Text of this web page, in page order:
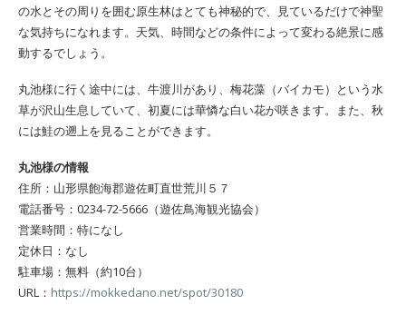
の水とその周りを囲む原生林はとても神秘的で、見ているだけで神聖
な気持ちになれます。天気、時間などの条件によって変わる絶景に感
動するでしょう。
丸池様に行く途中には、牛渡川があり、梅花藻（バイカモ）という水
草が沢山生息していて、初夏には華憐な白い花が咲きます。また、秋
には鮭の遡上を見ることができます。
丸池様の情報
住所：山形県飽海郡遊佐町直世荒川５７
電話番号：0234-72-5666（遊佐鳥海観光協会）
営業時間：特になし
定休日：なし
駐車場：無料（約10台）
URL： https://mokkedano.net/spot/30180